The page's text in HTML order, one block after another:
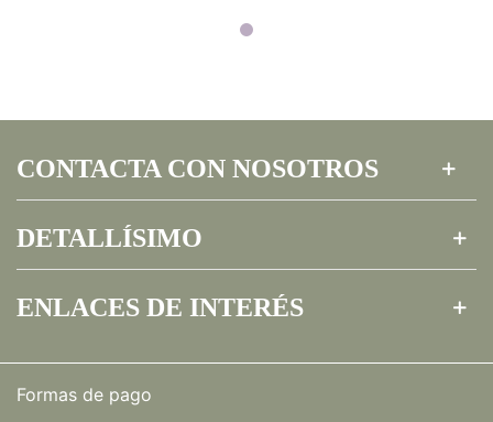
CONTACTA CON NOSOTROS
DETALLÍSIMO
ENLACES DE INTERÉS
Formas de pago